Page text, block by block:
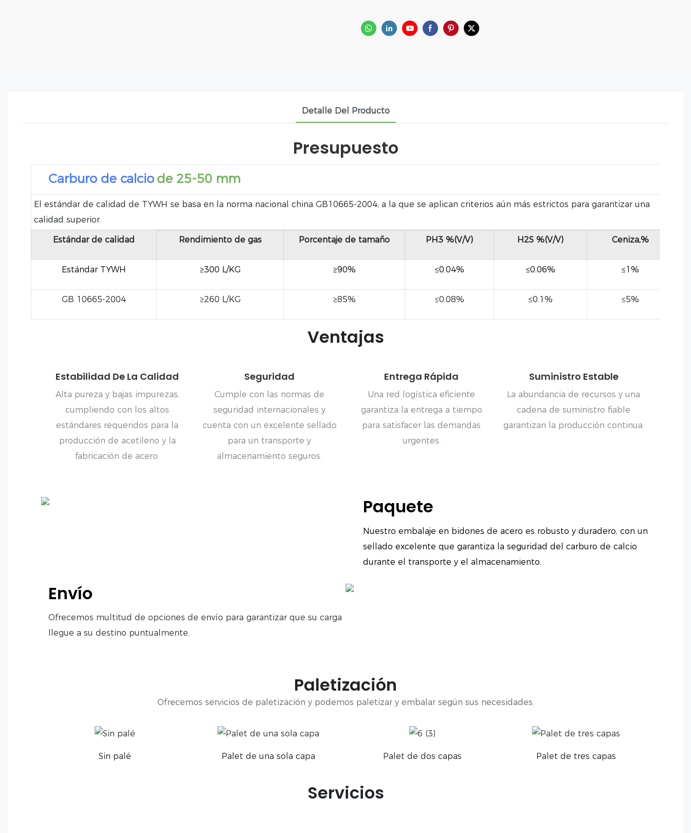
Detalle Del Producto
Presupuesto
Carburo de calcio de 25-50 mm
El estándar de calidad de TYWH se basa en la norma nacional china GB10665-2004, a la que se aplican criterios aún más estrictos para garantizar una
calidad superior.
Estándar de calidad Rendimiento de gas Porcentaje de tamaño PH3 %(V/V) H2S %(V/V) Ceniza,%
Estándar TYWH ≥300 L/KG ≥90% ≤0.04% ≤0.06% ≤1%
GB 10665-2004 ≥260 L/KG ≥85% ≤0.08% ≤0.1% ≤5%
Ventajas
Estabilidad De La Calidad
Alta pureza y bajas impurezas,
cumpliendo con los altos
estándares requeridos para la
producción de acetileno y la
fabricación de acero.
Seguridad
Cumple con las normas de
seguridad internacionales y
cuenta con un excelente sellado
para un transporte y
almacenamiento seguros.
Entrega Rápida
Una red logística eficiente
garantiza la entrega a tiempo
para satisfacer las demandas
urgentes.
Suministro Estable
La abundancia de recursos y una
cadena de suministro fiable
garantizan la producción continua.
Paquete
Nuestro embalaje en bidones de acero es robusto y duradero, con un
sellado excelente que garantiza la seguridad del carburo de calcio
durante el transporte y el almacenamiento.
Envío
Ofrecemos multitud de opciones de envío para garantizar que su carga
llegue a su destino puntualmente.
Paletización
Ofrecemos servicios de paletización y podemos paletizar y embalar según sus necesidades.
Sin palé Palet de una sola capa Palet de dos capas Palet de tres capas
Servicios